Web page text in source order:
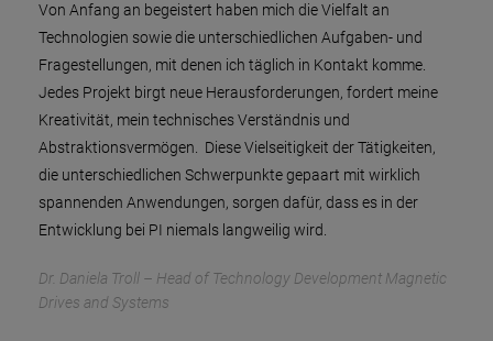
Von Anfang an begeistert haben mich die Vielfalt an
Technologien sowie die unterschiedlichen Aufgaben- und
Fragestellungen, mit denen ich täglich in Kontakt komme.
Jedes Projekt birgt neue Herausforderungen, fordert meine
Kreativität, mein technisches Verständnis und
Abstraktionsvermögen. Diese Vielseitigkeit der Tätigkeiten,
die unterschiedlichen Schwerpunkte gepaart mit wirklich
spannenden Anwendungen, sorgen dafür, dass es in der
Entwicklung bei PI niemals langweilig wird.
Dr. Daniela Troll – Head of Technology Development Magnetic
Drives and Systems